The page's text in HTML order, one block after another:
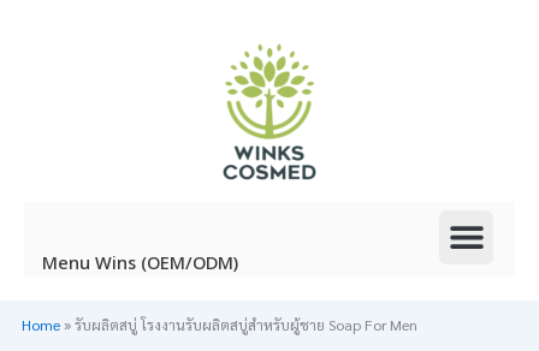
Menu Wins (OEM/ODM)
Home»รับผลิตสบู่ โรงงานรับผลิตสบู่สำหรับผู้ชาย Soap For Men